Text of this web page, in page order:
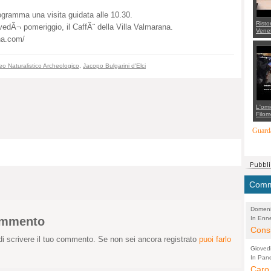
una visita guidata alle 10.30.
pomeriggio, il CaffÃ¨ della Villa Valmarana.
Naturalistico Archeologico, Jacopo Bulgarini d'Elci
scrivere il tuo commento. Se non sei ancora registrato puoi farlo
con
In
In